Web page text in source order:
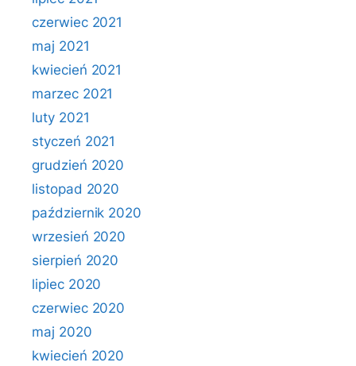
czerwiec 2021
maj 2021
kwiecień 2021
marzec 2021
luty 2021
styczeń 2021
grudzień 2020
listopad 2020
październik 2020
wrzesień 2020
sierpień 2020
lipiec 2020
czerwiec 2020
maj 2020
kwiecień 2020